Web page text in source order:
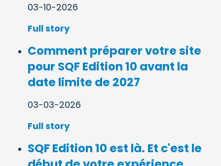
03-10-2026
Full story
Comment préparer votre site
pour SQF Edition 10 avant la
date limite de 2027
03-03-2026
Full story
SQF Edition 10 est là. Et c'est le